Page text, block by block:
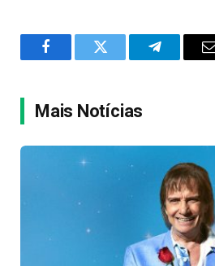
FacebookTwitter Telegram
Mais Notícias